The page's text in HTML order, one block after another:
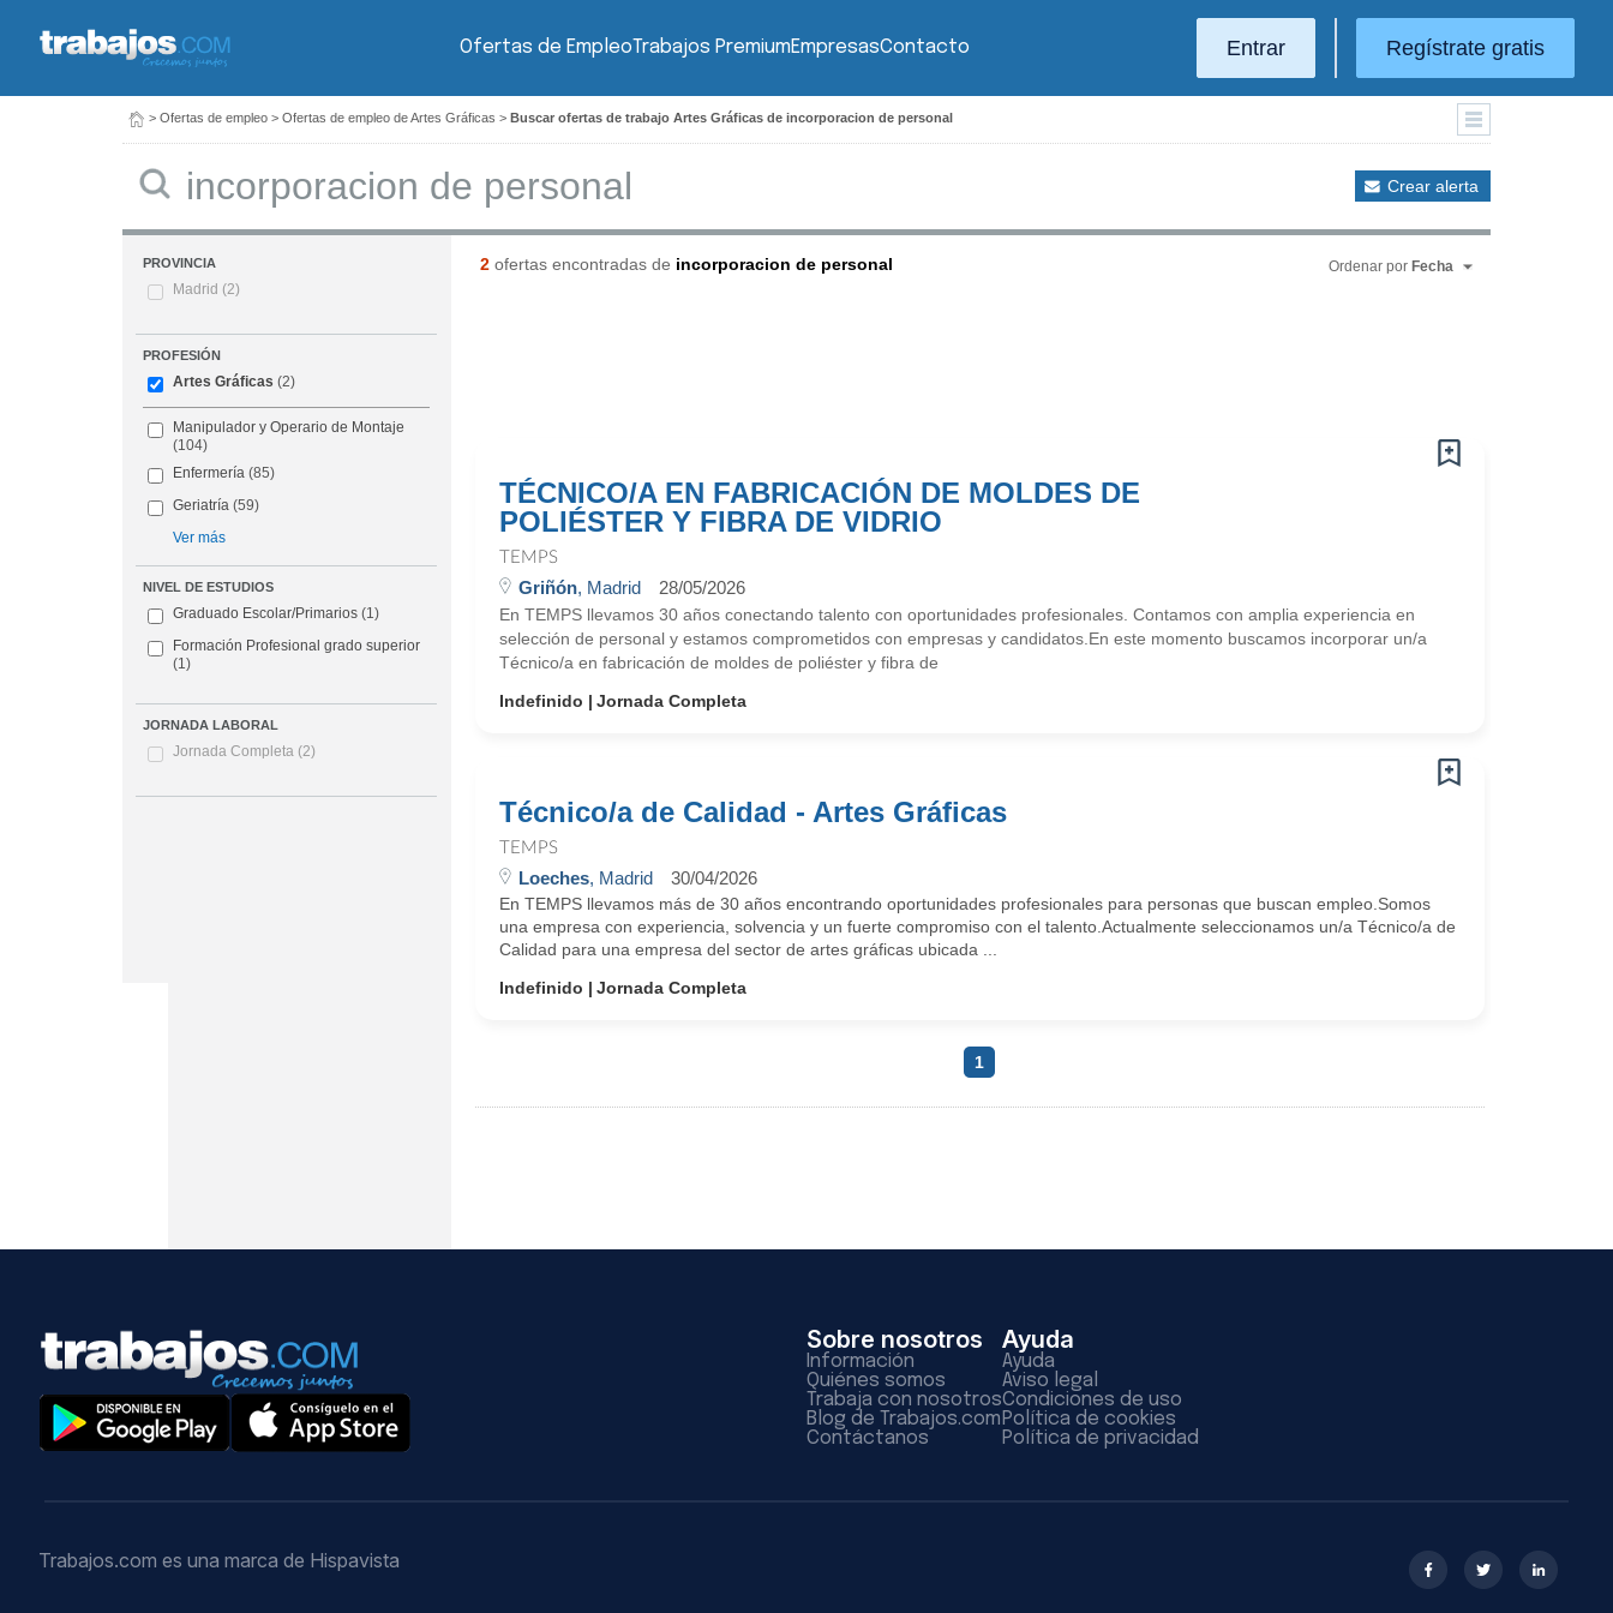
Ofertas de EmpleoTrabajos PremiumEmpresasContacto Entrar Regístrate gratis
> Ofertas de empleo > Ofertas de empleo de Artes Gráficas > Buscar ofertas de trabajo Artes Gráficas de incorporacion de personal
Crear alerta
PROVINCIA
Madrid (2)
PROFESIÓN
Artes Gráficas (2)
Manipulador y Operario de Montaje
(104)
Enfermería (85)
Geriatría (59)
Ver más
NIVEL DE ESTUDIOS
Graduado Escolar/Primarios (1)
Formación Profesional grado superior
(1)
JORNADA LABORAL
Jornada Completa (2)
2ofertas encontradas de incorporacion de personal Ordenar por Fecha
TÉCNICO/A EN FABRICACIÓN DE MOLDES DE
POLIÉSTER Y FIBRA DE VIDRIO
TEMPS
Griñón, Madrid 28/05/2026
En TEMPS llevamos 30 años conectando talento con oportunidades profesionales. Contamos con amplia experiencia en
selección de personal y estamos comprometidos con empresas y candidatos.En este momento buscamos incorporar un/a
Técnico/a en fabricación de moldes de poliéster y fibra de
Indefinido
Jornada Completa
Técnico/a de Calidad - Artes Gráficas
TEMPS
Loeches, Madrid 30/04/2026
En TEMPS llevamos más de 30 años encontrando oportunidades profesionales para personas que buscan empleo.Somos
una empresa con experiencia, solvencia y un fuerte compromiso con el talento.Actualmente seleccionamos un/a Técnico/a de
Calidad para una empresa del sector de artes gráficas ubicada ...
Indefinido
Jornada Completa
1
Sobre nosotros
Información
Quiénes somos
Trabaja con nosotros
Blog de Trabajos.com
Contáctanos
Ayuda
Ayuda
Aviso legal
Condiciones de uso
Política de cookies
Política de privacidad
Trabajos.com es una marca de Hispavista